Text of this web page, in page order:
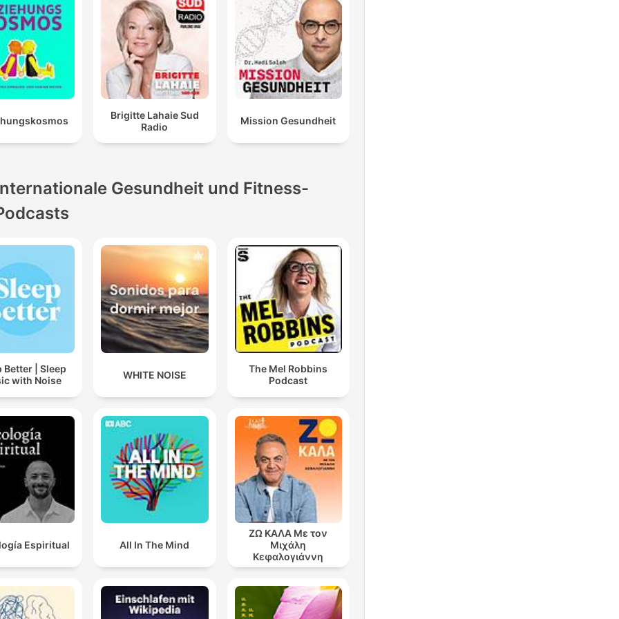
Brigitte Lahaie Sud
Radio
Mission Gesundheit
Gesundheit und Fitness-
Better | Sleep
with Noise
WHITE NOISE
The Mel Robbins
Podcast
Espiritual All In The Mind
ΖΩ ΚΑΛΑ Με τον
Μιχάλη
Κεφαλογιάννη